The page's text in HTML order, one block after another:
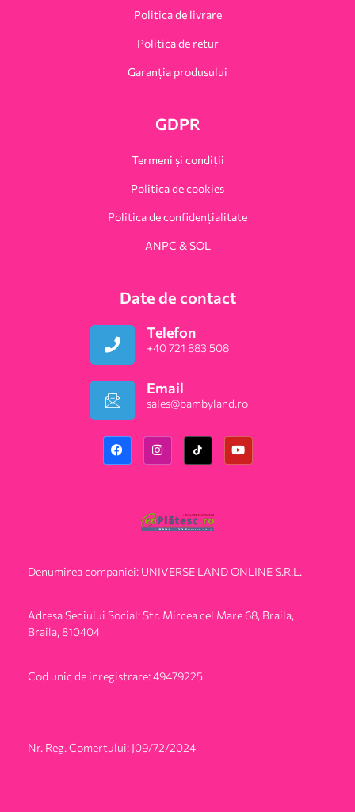
Politica de livrare
Politica de retur
Garanția produsului
GDPR
Termeni și condiții
Politica de cookies
Politica de confidențialitate
ANPC & SOL
Date de contact
Telefon
+40 721 883 508
Email
sales@bambyland.ro​
Denumirea companiei: UNIVERSE LAND ONLINE S.R.L.
Adresa Sediului Social: Str. Mircea cel Mare 68, Braila,
Braila, 810404
Cod unic de inregistrare: 49479225
Nr. Reg. Comertului: J09/72/2024